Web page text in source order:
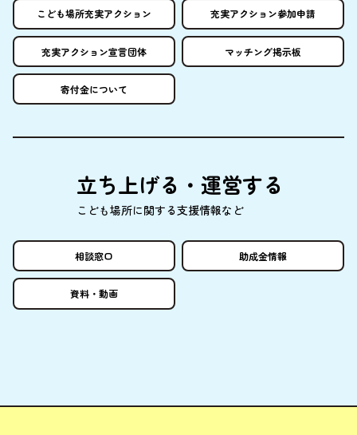
こども場所充実アクション 充実アクション参加申請
充実アクション宣言団体 マッチング掲示板
寄付金について
立ち上げる・ 運営する
こども場所に関する支援情報など
相談窓口 助成金情報
資料 ・ 動画